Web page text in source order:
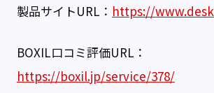
製品サイトURL： https://
BOXIL口コミ評価URL：
https://boxil.jp/service/378/